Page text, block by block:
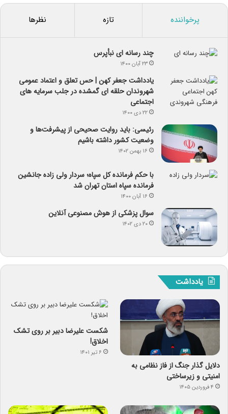
پرخواننده تازه نظرها
چند رسانه ای نبأپرس
۲۳ آبان ۱۴۰۰
یادداشت جعفر کهن | حس تعلق و اعتماد عمومی
شهروندان حلقه ای گمشده در جلب سرمایه های
اجتماعی
۲۲ دی ۱۴۰۰
رئیسی: باید روایت صحیحی از پیشرفت‌ها و
وضعیت کشور داشته باشیم
۱۶ بهمن ۱۴۰۲
با حکم فرمانده کل سپاه؛ سردار ولی زاده جانشین
فرمانده سپاه استان تهران شد
۱۶ آبان ۱۴۰۰
سوال پزشکی از هوش مصنوعی آنلاین
۲۰ دی ۱۴۰۲
یادداشت
دلایل گذار جنگ از فاز نظامی به
امنیتی و زیرساختی
۴ فروردین ۱۴۰۵
شکست علیرضا دبیر بر روی تشک
اخلاق!
۶ تیر ۱۴۰۱